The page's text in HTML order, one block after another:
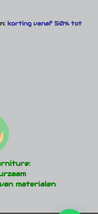
korting vanaf 50% tot
materialen